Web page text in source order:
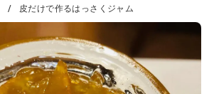
皮だけで作るはっさくジャム